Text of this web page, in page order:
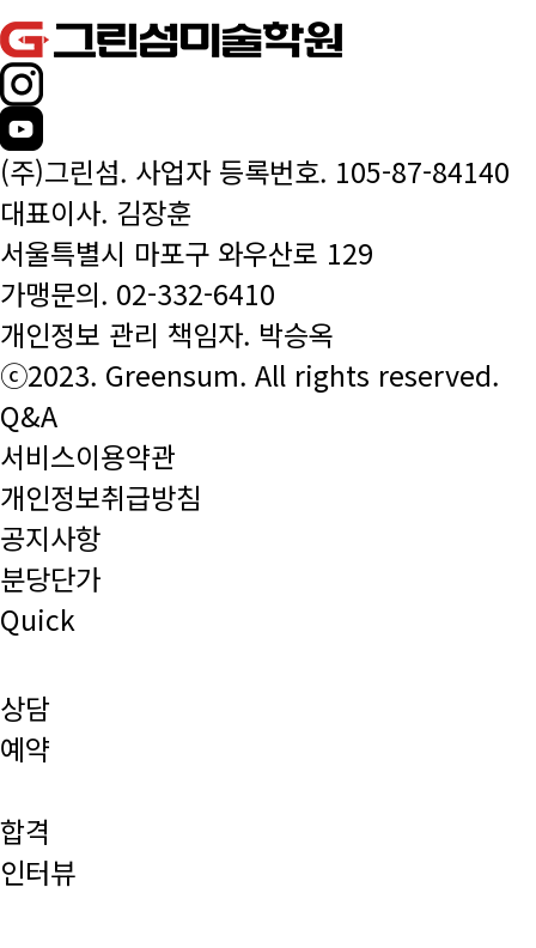
(주)그린섬. 사업자 등록번호. 105-87-84140
대표이사. 김장훈
서울특별시 마포구 와우산로 129
가맹문의. 02-332-6410
개인정보 관리 책임자. 박승옥
ⓒ2023. Greensum. All rights reserved.
Q&A
서비스이용약관
개인정보취급방침
공지사항
분당단가
Quick
상담
예약
합격
인터뷰